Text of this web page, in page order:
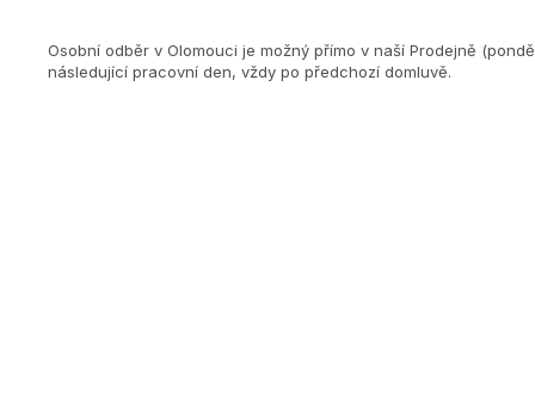
Osobní odběr v Olomouci je možný přímo v naší Prodejně
následující pracovní den, vždy po předchozí domluvě.